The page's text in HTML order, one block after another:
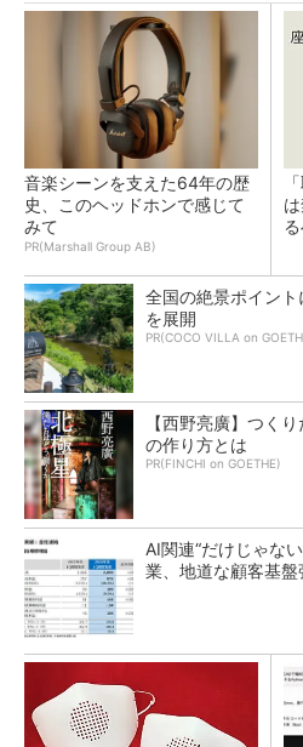
音楽シーンを支えた64年の歴
史、このヘッドホンで感じて
みて
PR(Marshall Group AB)
全国の絶景ポイン
を展開
PR(COCO VILLA on
【西野亮廣】つく
の作り方とは
PR(FINCHI on GOETHE)
AI関連“だけじゃな
業、地道な顧客基